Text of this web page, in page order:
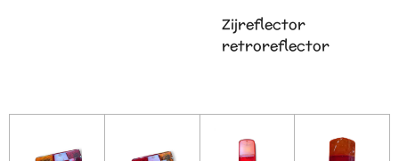
Zijreflector
retroreflector